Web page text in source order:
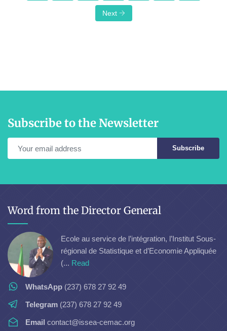
Next
Subscribe to the Newsletter
Subscribe
Word from the Director General
Ecole au service de l’intégration, l’Institut Sous-
régional de Statistique et d’Economie Appliquée
(... Read
WhatsApp (237) 678 27 92 49
Telegram (237) 678 27 92 49
Email contact@issea-cemac.org